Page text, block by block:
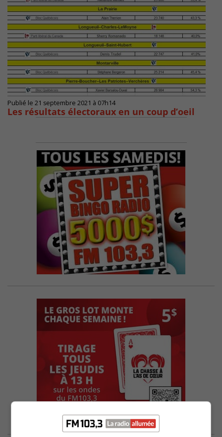
Publié le 21 septembre 2021 à 07h14
Les résultats électoraux en un coup d’oeil